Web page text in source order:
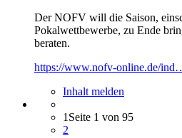
Der NOFV will die Saison,
Pokalwettbewerbe, zu Ende
beraten.
https://www.nofv-online.de/
Inhalt melden
1 Seite 1 von 95
2